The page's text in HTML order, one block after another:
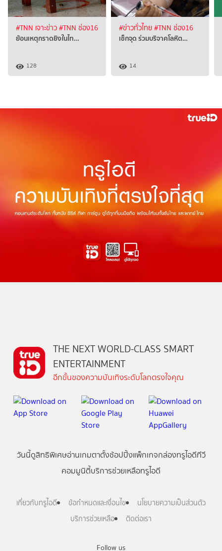
#TNN เจาะข่าว#TNN ช่อง16
ย้อนเหตุกราดยิงในไท…
128
#ข่าวทั่วไทย#TNN ช่อง16
เช็กจุด ร่วมบริจาคโลหิต…
14
Follow us
THE NEXT WORLD-CLASS SMART
ENTERTAINMENT
อีกขั้นของความบันเทิงระดับโลกตรงใจคุณ
วันนี้ดูสิทธิพิเศษอ่านเกมตาตั้งช้อปปิ้งแพ็กเกจกล่องทรูไอดีทีวี
คอมมูนิตี้บริการช่วยเหลือทรูไอดี
เกี่ยวกับทรูไอดี ข้อกำหนดและเงื่อนไข
นโยบายความเป็นส่วนตัว
บริการช่วยเหลือ
ติดต่อเรา